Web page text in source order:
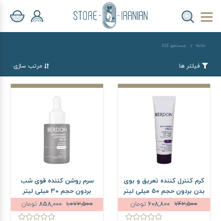
خانه جستجو کالا
فیلتر ها مرتب سازی
کرم کنترل کننده تعریق و بوی
بدن بردون حجم 50 میلی لیتر
742,500
تومان
سرم روشن کننده قوی شب
بردون حجم 30 میلی لیتر
1,072,500
تومان